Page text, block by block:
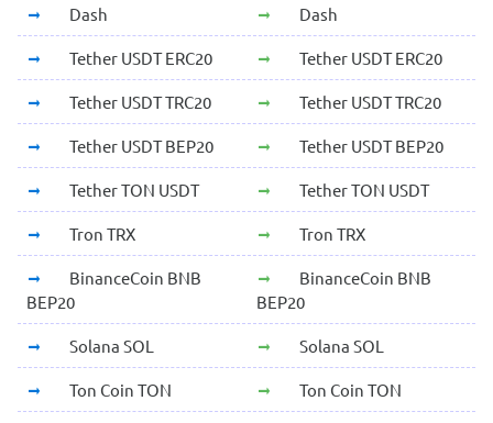
Dash Dash
Tether USDT ERC20 Tether USDT ERC20
Tether USDT TRC20 Tether USDT TRC20
Tether USDT BEP20 Tether USDT BEP20
Tether TON USDT Tether TON USDT
Tron TRX Tron TRX
BinanceCoin BNB
BEP20
BinanceCoin BNB
BEP20
Solana SOL Solana SOL
Ton Coin TON Ton Coin TON